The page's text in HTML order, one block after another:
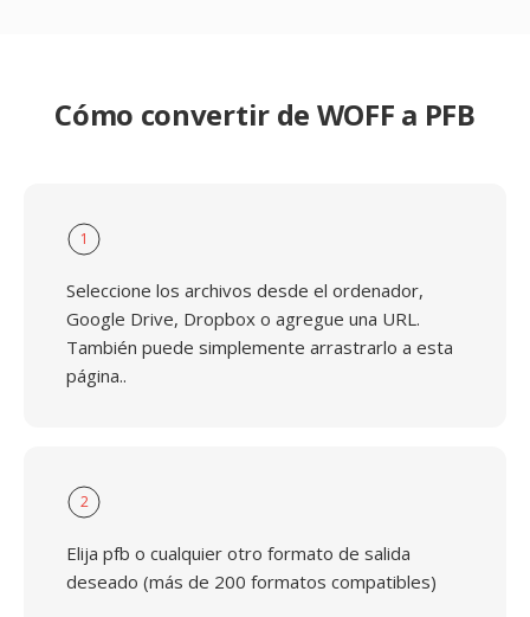
Cómo convertir de WOFF a PFB
1
Seleccione los archivos desde el ordenador,
Google Drive, Dropbox o agregue una URL.
También puede simplemente arrastrarlo a esta
página..
2
Elija pfb o cualquier otro formato de salida
deseado (más de 200 formatos compatibles)